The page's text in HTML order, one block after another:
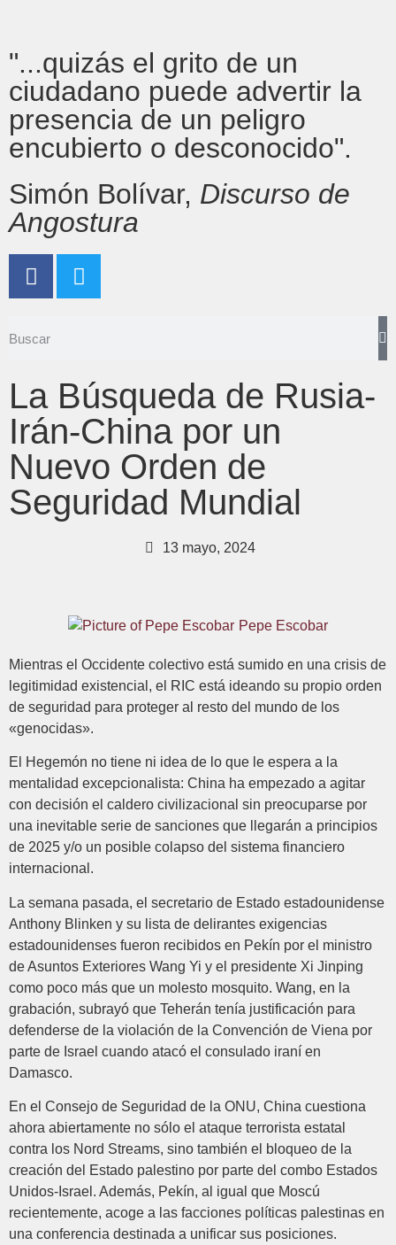
"...quizás el grito de un
ciudadano puede advertir la
presencia de un peligro
encubierto o desconocido".
Simón Bolívar, Discurso de
Angostura
La Búsqueda de Rusia-
Irán-China por un
Nuevo Orden de
Seguridad Mundial
13 mayo, 2024
Pepe Escobar
Mientras el Occidente colectivo está sumido en una crisis de
legitimidad existencial, el RIC está ideando su propio orden
de seguridad para proteger al resto del mundo de los
«genocidas».
El Hegemón no tiene ni idea de lo que le espera a la
mentalidad excepcionalista: China ha empezado a agitar
con decisión el caldero civilizacional sin preocuparse por
una inevitable serie de sanciones que llegarán a principios
de 2025 y/o un posible colapso del sistema financiero
internacional.
La semana pasada, el secretario de Estado estadounidense
Anthony Blinken y su lista de delirantes exigencias
estadounidenses fueron recibidos en Pekín por el ministro
de Asuntos Exteriores Wang Yi y el presidente Xi Jinping
como poco más que un molesto mosquito. Wang, en la
grabación, subrayó que Teherán tenía justificación para
defenderse de la violación de la Convención de Viena por
parte de Israel cuando atacó el consulado iraní en
Damasco.
En el Consejo de Seguridad de la ONU, China cuestiona
ahora abiertamente no sólo el ataque terrorista estatal
contra los Nord Streams, sino también el bloqueo de la
creación del Estado palestino por parte del combo Estados
Unidos-Israel. Además, Pekín, al igual que Moscú
recientemente, acoge a las facciones políticas palestinas en
una conferencia destinada a unificar sus posiciones.